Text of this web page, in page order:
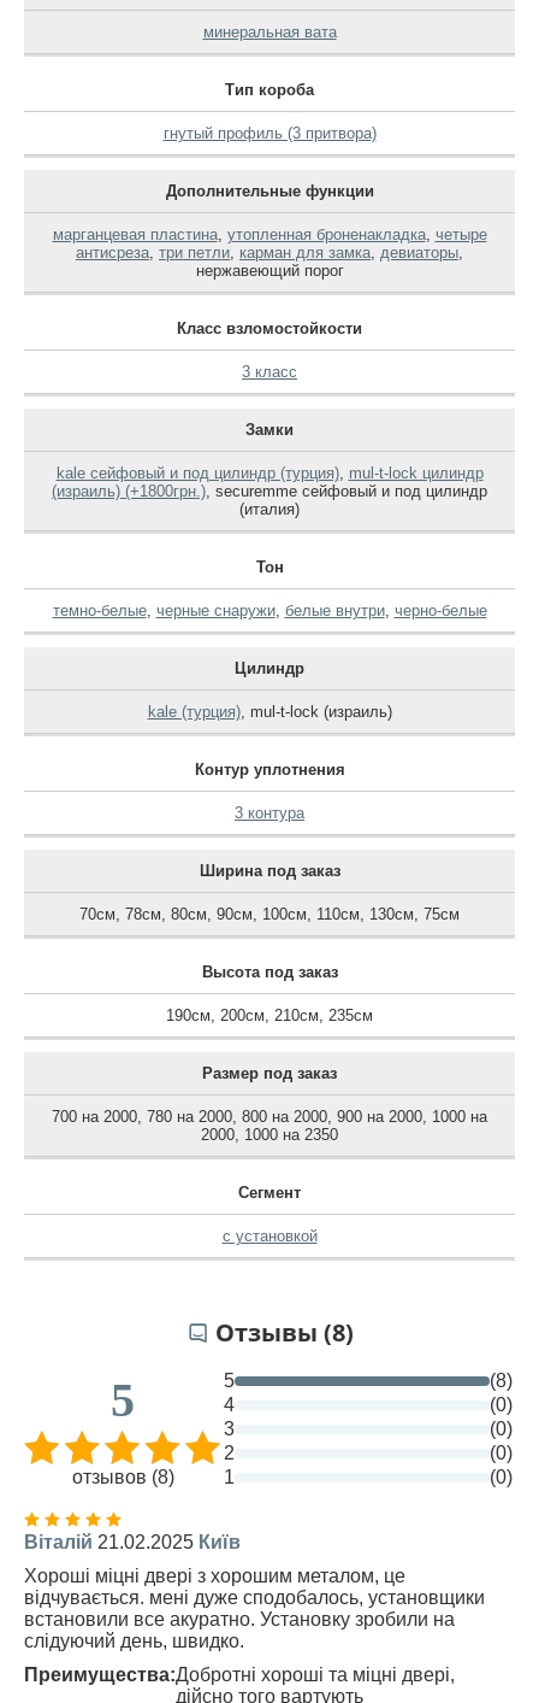
минеральная вата
Тип короба
гнутый профиль (3 притвора)
Дополнительные функции
марганцевая пластина, утопленная броненакладка, четыре
антисреза, три петли, карман для замка, девиаторы,
нержавеющий порог
Класс взломостойкости
3 класс
Замки
kale сейфовый и под цилиндр (турция), mul-t-lock цилиндр
(израиль) (+1800грн.), securemme сейфовый и под цилиндр
(италия)
Тон
темно-белые, черные снаружи, белые внутри, черно-белые
Цилиндр
kale (турция), mul-t-lock (израиль)
Контур уплотнения
3 контура
Ширина под заказ
70см, 78см, 80см, 90см, 100см, 110см, 130см, 75см
Высота под заказ
190см, 200см, 210см, 235см
Размер под заказ
700 на 2000, 780 на 2000, 800 на 2000, 900 на 2000, 1000 на
2000, 1000 на 2350
Сегмент
с установкой
Отзывы (8)
5
отзывов (8)
5
(8)
4
(0)
3
(0)
2
(0)
1
(0)
Віталій 21.02.2025 Київ
Хороші міцні двері з хорошим металом, це
відчувається. мені дуже сподобалось, установщики
встановили все акуратно. Установку зробили на
слідуючий день, швидко.
Преимущества:Добротні хороші та міцні двері,
дійсно того вартують